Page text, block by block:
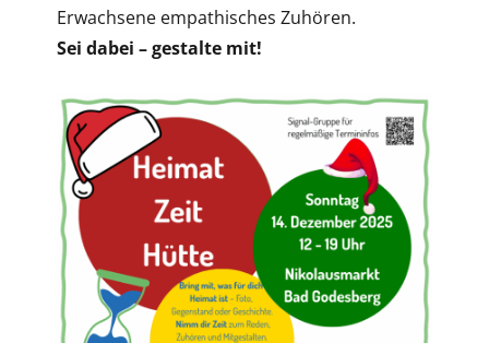
Erwachsene empathisches Zuhören.
Sei dabei – gestalte mit!